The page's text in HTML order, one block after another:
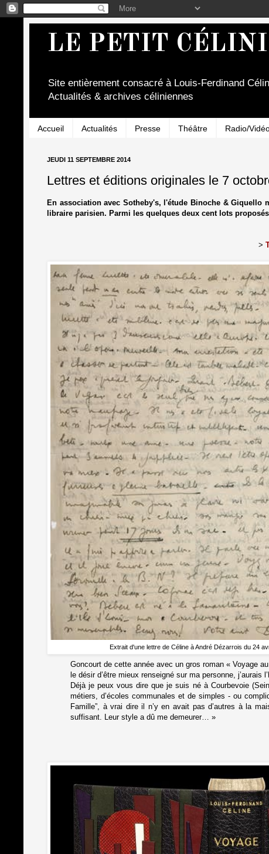
LE PETIT
Site entièrement consacré à Louis-Ferdinand
Actualités & archives céliniennes
Accueil Actualités Presse Théâtre Radio/
JEUDI 11 SEPTEMBRE 2014
Lettres et éditions originales le 7
En association avec Sotheby's, l'étude Binoche & Giquello
libraire parisien. Parmi les quelques deux cent lots
>
Extrait d'une lettre de Céline à André Dézarrois du 24
Goncourt de cette année avec un gros roman « Voyage
le désir d’être mieux renseigné sur ma personne,
Déjà je peux vous dire que je suis né à Courbevoie
métiers, d’écoles communales et de simples - ou
Famille”, à vrai dire il n’y en avait pas d’autres à la
suffisant. Leur style a dû me demeurer… »